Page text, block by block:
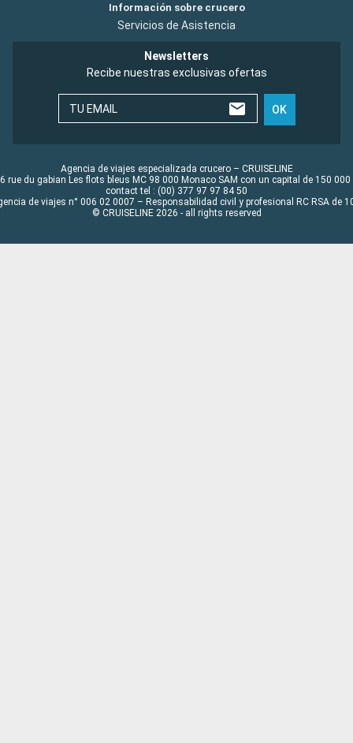
Información sobre crucero
Servicios de Asistencia
Newsletters
Recibe nuestras exclusivas ofertas
TU EMAIL OK
Agencia de viajes especializada crucero – CRUISELINE
rue du gabian Les flots bleus MC 98 000 Monaco SAM con un capital de 150 000
contact tel : (00) 377 97 97 84 50
de viajes n° 006 02 0007 – Responsabilidad civil y profesional RC RSA de
© CRUISELINE 2026 - all rights reserved